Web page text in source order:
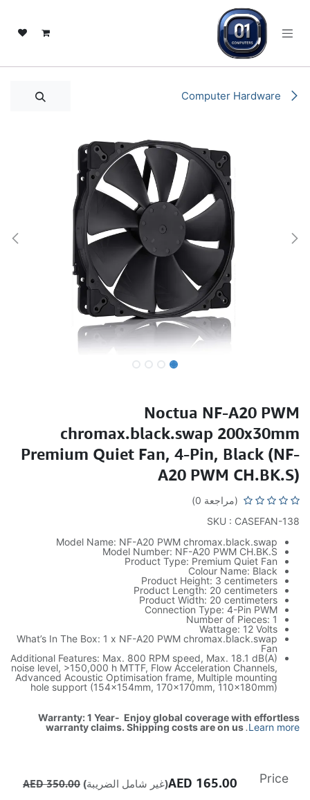
Noctua NF-A20 PWM
chromax.black.swap 200x30mm
Premium Quiet Fan, 4-Pin, Black (NF-
A20 PWM CH.BK.S)
(مراجعة 0)
SKU : CASEFAN-138
Model Name: NF-A20 PWM chromax.black.swap
Model Number: NF-A20 PWM CH.BK.S
Product Type: Premium Quiet Fan
Colour Name: Black
Product Height: 3 centimeters
Product Length: 20 centimeters
Product Width: 20 centimeters
Connection Type: 4-Pin PWM
Number of Pieces: 1
Wattage: 12 Volts
What’s In The Box: 1 x NF-A20 PWM chromax.black.swap
Fan
Additional Features: Max. 800 RPM speed, Max. 18.1 dB(A)
noise level, >150,000 h MTTF, Flow Acceleration Channels,
Advanced Acoustic Optimisation frame, Multiple mounting
hole support (154x154mm, 170x170mm, 110x180mm)
Warranty: 1 Year- Enjoy global coverage with effortless
warranty claims. Shipping costs are on us.Learn more
Price
165.00 (غير شامل الضريبة) 350.00
AED